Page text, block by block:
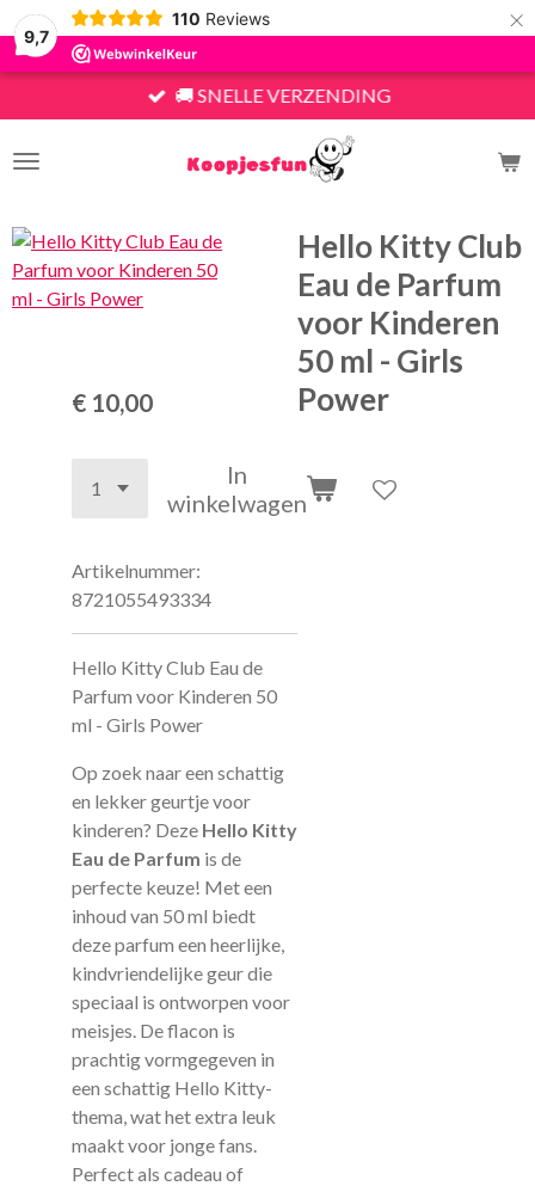
9,7
110 Reviews ×
🚚 SNELLE VERZENDING
Hello Kitty Club
Eau de Parfum
voor Kinderen
50 ml - Girls
Power
€ 10,00
In
winkelwagen
Artikelnummer:
8721055493334
Hello Kitty Club Eau de
Parfum voor Kinderen 50
ml - Girls Power
Op zoek naar een schattig
en lekker geurtje voor
kinderen? Deze Hello Kitty
Eau de Parfum is de
perfecte keuze! Met een
inhoud van 50 ml biedt
deze parfum een heerlijke,
kindvriendelijke geur die
speciaal is ontworpen voor
meisjes. De flacon is
prachtig vormgegeven in
een schattig Hello Kitty-
thema, wat het extra leuk
maakt voor jonge fans.
Perfect als cadeau of